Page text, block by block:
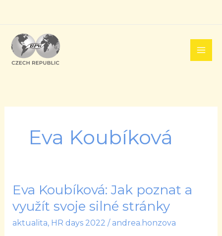
obsah
Eva Koubíková
Eva Koubíková: Jak poznat a
využít svoje silné stránky
aktualita, HR days 2022 / andrea.honzova
Eva
Koubíková:
Jak